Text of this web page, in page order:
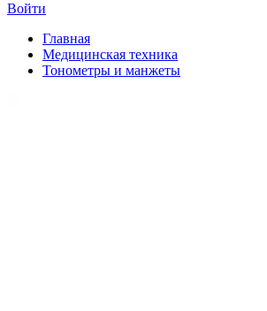
Войти
Главная
Медицинская техника
Тонометры и манжеты